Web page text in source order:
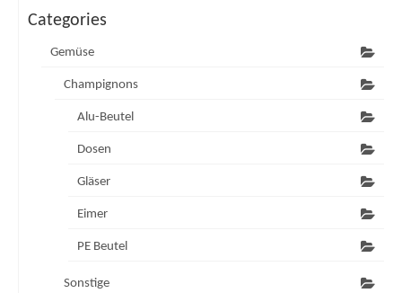
Categories
Gemüse
Champignons
Alu-Beutel
Dosen
Gläser
Eimer
PE Beutel
Sonstige